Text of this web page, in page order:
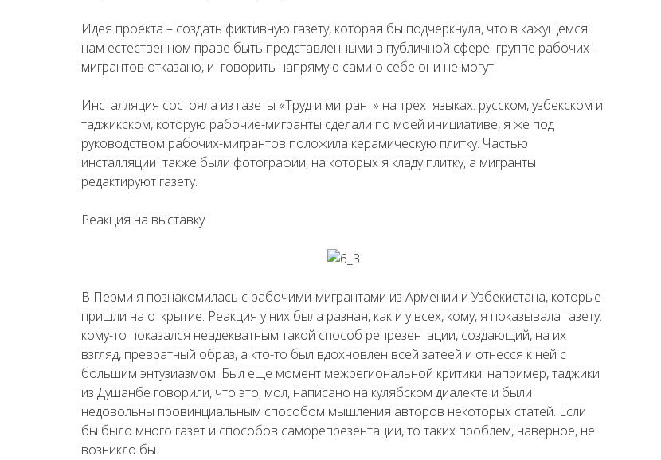
Идея проекта – создать фиктивную газету, которая бы подчеркнула, что в кажущемся
нам естественном праве быть представленными в публичной сфере группе рабочих-
мигрантов отказано, и говорить напрямую сами о себе они не могут.
Инсталляция состояла из газеты «Труд и мигрант» на трех языках: русском, узбекском и
таджикском, которую рабочие-мигранты сделали по моей инициативе, я же под
руководством рабочих-мигрантов положила керамическую плитку. Частью
инсталляции также были фотографии, на которых я кладу плитку, а мигранты
редактируют газету.
Реакция на выставку
В Перми я познакомилась с рабочими-мигрантами из Армении и Узбекистана, которые
пришли на открытие. Реакция у них была разная, как и у всех, кому, я показывала газету:
кому-то показался неадекватным такой способ репрезентации, создающий, на их
взгляд, превратный образ, а кто-то был вдохновлен всей затеей и отнесся к ней с
большим энтузиазмом. Был еще момент межрегиональной критики: например, таджики
из Душанбе говорили, что это, мол, написано на кулябском диалекте и были
недовольны провинциальным способом мышления авторов некоторых статей. Если
бы было много газет и способов саморепрезентации, то таких проблем, наверное, не
возникло бы.